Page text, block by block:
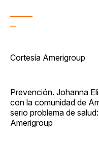
Cortesía Amerigroup
Prevención. Johanna
con la comunidad de
serio problema de
Amerigroup